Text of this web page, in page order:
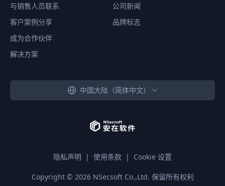
与销售人员联系
客户案例分享
成为合作伙伴
解决方案
公司新闻
品牌标志
中国大陆（简体中文）
隐私声明 | 使用条款 | Cookie 设置
Copyright © 2026NSecsoft Co.,Ltd. 保留所有权利